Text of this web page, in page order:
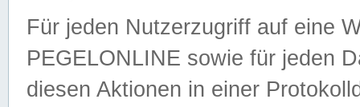
Für jeden Nutzerzugriff auf eine
PEGELONLINE sowie für jeden
diesen Aktionen in einer